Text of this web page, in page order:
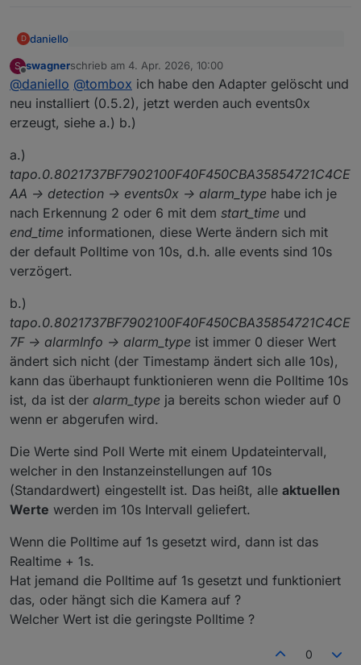
D daniello
@daniellodann mal ein debug log per mail
tombox2020@gmail.com
debug angeworfen .. runter vor die cam und wieder
hoch .. und in eine mail kopiert.
Geht das so?
S
Offline
swagnerschrieb am 4. Apr. 2026, 10:00
zuletzt editiert von
@daniello @tombox ich habe den Adapter gelöscht und
neu installiert (0.5.2), jetzt werden auch events0x
erzeugt, siehe a.) b.)
a.)
tapo.0.8021737BF7902100F40F450CBA35854721C4CE
AA -> detection -> events0x -> alarm_type habe ich je
nach Erkennung 2 oder 6 mit dem start_time und
end_time informationen, diese Werte ändern sich mit
der default Polltime von 10s, d.h. alle events sind 10s
verzögert.
b.)
tapo.0.8021737BF7902100F40F450CBA35854721C4CE
7F -> alarmInfo -> alarm_type ist immer 0 dieser Wert
ändert sich nicht (der Timestamp ändert sich alle 10s),
kann das überhaupt funktionieren wenn die Polltime 10s
ist, da ist der alarm_type ja bereits schon wieder auf 0
wenn er abgerufen wird.
Die Werte sind Poll Werte mit einem Updateintervall,
welcher in den Instanzeinstellungen auf 10s
(Standardwert) eingestellt ist. Das heißt, alle aktuellen
Werte werden im 10s Intervall geliefert.
Wenn die Polltime auf 1s gesetzt wird, dann ist das
Realtime + 1s.
Hat jemand die Polltime auf 1s gesetzt und funktioniert
das, oder hängt sich die Kamera auf ?
Welcher Wert ist die geringste Polltime ?
0